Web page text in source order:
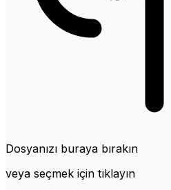
Dosyanızı buraya bırakın
veya seçmek için tıklayın